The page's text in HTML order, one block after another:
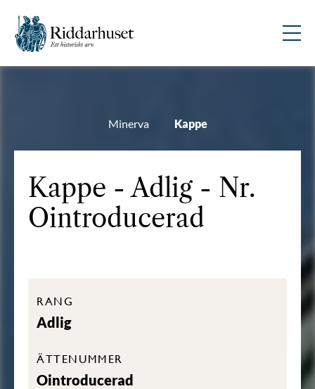
Minerva Kappe
Kappe - Adlig - Nr.
Ointroducerad
RANG
Adlig
ÄTTENUMMER
Ointroducerad